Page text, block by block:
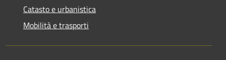
Catasto e urbanistica
Mobilità e trasporti